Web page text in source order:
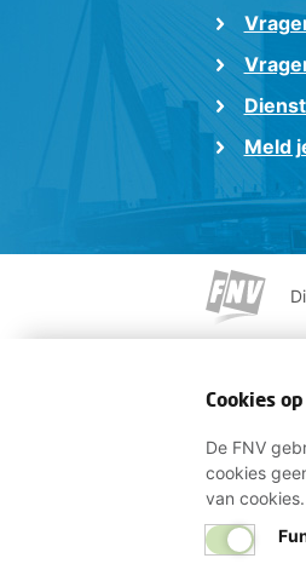
Meld
Cookies
De FNV
cookies
van cookies.